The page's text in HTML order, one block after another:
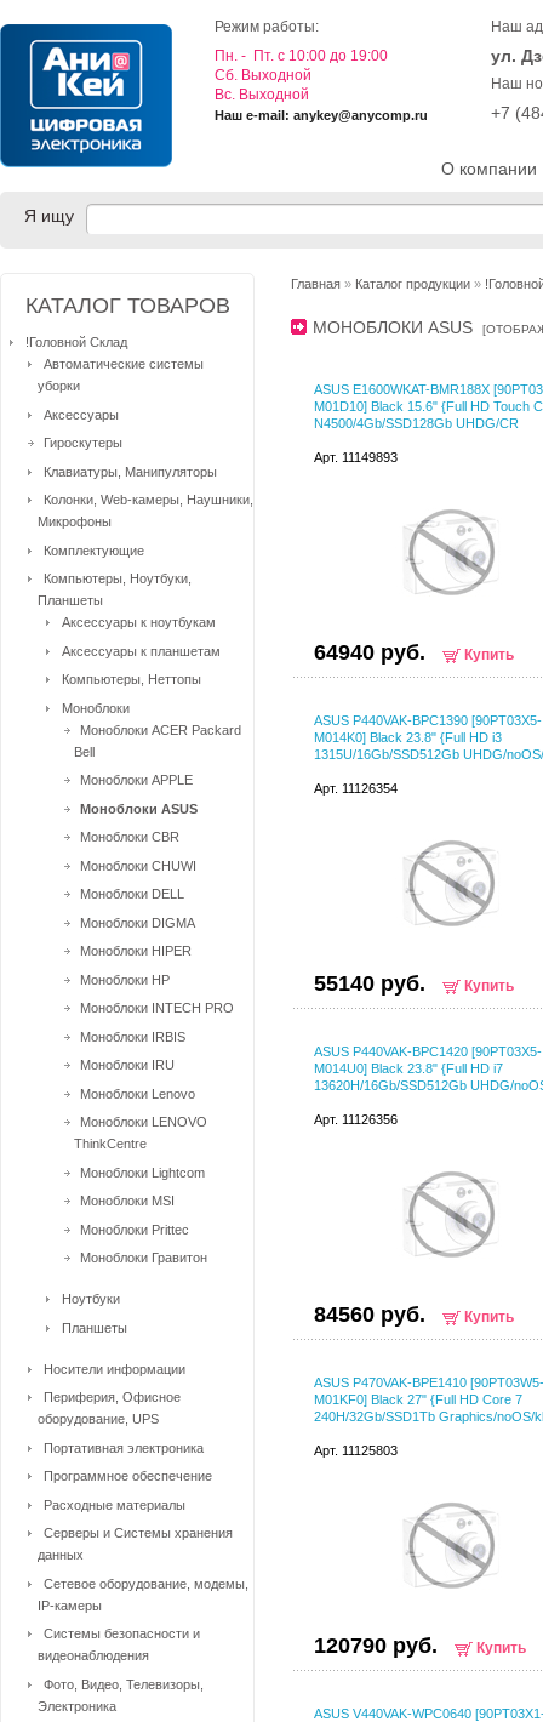
О компании
Режим работы:
Пн. - Пт. с 10:00 до 19:00
Cб. Выходной
Вс. Выходной
Наш e-mail: anykey@anycomp.ru
Наш
ул.
Наш
+7
Я ищу
Главная » Каталог продукции »
МОНОБЛОКИ ASUS [
ASUS E1600WKAT-BMR188X
M01D10] Black 15.6" {Full HD Touch
N4500/4Gb/SSD128Gb UHDG/CR
Арт. 11149893
64940 руб. Купить
ASUS P440VAK-BPC1390 [90PT03X5-
M014K0] Black 23.8" {Full HD i3
1315U/16Gb/SSD512Gb UHDG/
Арт. 11126354
55140 руб. Купить
ASUS P440VAK-BPC1420 [90PT03X5-
M014U0] Black 23.8" {Full HD i7
13620H/16Gb/SSD512Gb UHDG/
Арт. 11126356
84560 руб. Купить
ASUS P470VAK-BPE1410 [90PT03W5-
M01KF0] Black 27" {Full HD Core 7
240H/32Gb/SSD1Tb Graphics/noOS/
Арт. 11125803
120790 руб. Купить
ASUS V440VAK-WPC0640
КАТАЛОГ ТОВАРОВ
!Головной Склад
Автоматические системы
уборки
Аксессуары
Гироскутеры
Клавиатуры, Манипуляторы
Колонки, Web-камеры, Наушники,
Микрофоны
Комплектующие
Компьютеры, Ноутбуки,
Планшеты
Аксессуары к ноутбукам
Аксессуары к планшетам
Компьютеры, Неттопы
Моноблоки
Моноблоки ACER Packard
Bell
Моноблоки APPLE
Моноблоки ASUS
Моноблоки CBR
Моноблоки CHUWI
Моноблоки DELL
Моноблоки DIGMA
Моноблоки HIPER
Моноблоки HP
Моноблоки INTECH PRO
Моноблоки IRBIS
Моноблоки IRU
Моноблоки Lenovo
Моноблоки LENOVO
ThinkCentre
Моноблоки Lightcom
Моноблоки MSI
Моноблоки Prittec
Моноблоки Гравитон
Ноутбуки
Планшеты
Носители информации
Периферия, Офисное
оборудование, UPS
Портативная электроника
Программное обеспечение
Расходные материалы
Серверы и Системы хранения
данных
Сетевое оборудование, модемы,
IP-камеры
Системы безопасности и
видеонаблюдения
Фото, Видео, Телевизоры,
Электроника